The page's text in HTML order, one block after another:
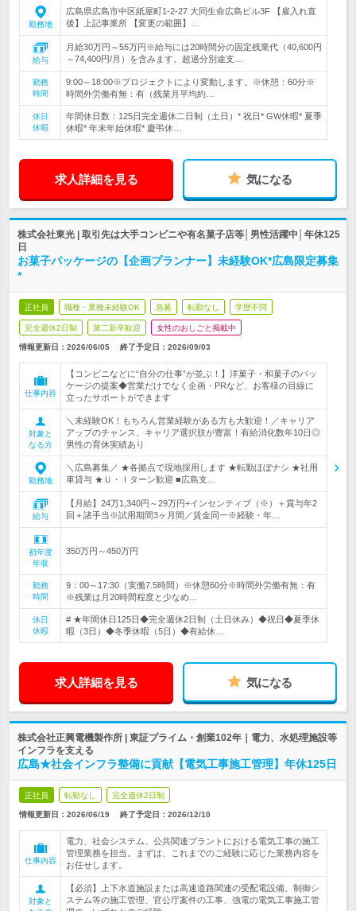
勤務地
広島県広島市中区紙屋町1-2-27 大同生命広島ビル3F 【雇入れ直
後】上記事業所 【変更の範囲】…
給与
月給30万円～55万円※給与には20時間分の固定残業代（40,600円
～74,400円/月）を含みます。超過分別途支…
勤務
時間
9:00～18:00※プロジェクトにより変動します。※休憩：60分※
時間外労働有無：有（残業月平均約…
休日
休暇
年間休日数：125日完全週休二日制（土日）* 祝日* GW休暇* 夏季
休暇* 年末年始休暇* 慶弔休…
求人詳細を見る 気になる
株式会社東光 | 取引先は大手コンビニや有名菓子店等│男性活躍中│年休125
日
お菓子パッケージの【企画プランナー】未経験OK*広島限定募集
*
正社員 職種・業種未経験OK 急募 転勤なし 学歴不問
完全週休2日制 第二新卒歓迎 女性のおしごと掲載中
情報更新日：2026/06/05 終了予定日： 2026/09/03
仕事内容
【コンビニなどに“自分の仕事”が並ぶ！】洋菓子・和菓子のパッ
ケージの提案◆営業だけでなく企画・PRなど、お客様の目線に
立ったサポートができます
対象と
なる方
＼未経験OK！もちろん営業経験がある方も大歓迎！／キャリア
アップのチャンス、キャリア選択肢が豊富！有給消化数年10日◎
男性の育休実績あり
勤務地
＼広島募集／ ★各拠点で現地採用します ★転勤ほぼナシ ★社用
車貸与 ★Ｕ・Ｉターン歓迎 ■広島支…
給与
【月給】24万1,340円～29万円+インセンティブ（※）＋賞与年2
回＋諸手当※試用期間3ヶ月間／賃金同一※経験・年…
初年度
年収
350万円～450万円
勤務
時間
9：00～17:30（実働7.5時間）※休憩60分※時間外労働有無：有
※残業は月20時間程度と少なめ…
休日
休暇
# ★年間休日125日◆完全週休2日制（土日休み）◆祝日◆夏季休
暇（3日）◆冬季休暇（5日）◆有給休…
求人詳細を見る 気になる
株式会社正興電機製作所 | 東証プライム・創業102年｜電力、水処理施設等
インフラを支える
広島★社会インフラ整備に貢献【電気工事施工管理】年休125日
正社員 転勤なし 完全週休2日制
情報更新日：2026/06/19 終了予定日： 2026/12/10
仕事内容
電力、社会システム、公共関連プラントにおける電気工事の施工
管理業務を担当。まずは、これまでのご経験に応じた業務内容を
お任せします。
対象と
【必須】上下水道施設または高速道路関連の受配電設備、制御シ
ステム等の施工管理、官公庁案件の工事、強電の電気工事施工管